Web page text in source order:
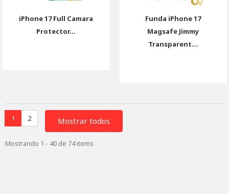
iPhone 17 Full Camara
Protector...
Funda iPhone 17
Magsafe Jimmy
Transparent...
Mostrar todos
1 2
Mostrando 1 - 40 de 74 items